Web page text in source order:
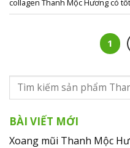
collagen Thanh Mộc Hương có
1
BÀI VIẾT MỚI
Xoang mũi Thanh Mộc